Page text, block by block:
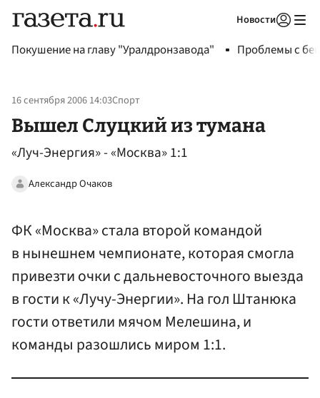
Новости
Покушение на главу "Уралдронзавода" Проблемы с
16 сентября 2006 14:03Спорт
Вышел Слуцкий из тумана
«Луч-Энергия» - «Москва» 1:1
Александр Очаков
ФК «Москва» стала второй командой
в нынешнем чемпионате, которая смогла
привезти очки с дальневосточного выезда
в гости к «Лучу-Энергии». На гол Штанюка
гости ответили мячом Мелешина, и
команды разошлись миром 1:1.